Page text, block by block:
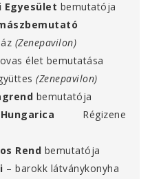
Egyesület bemutatója
(Zenepavilon)
élet bemutatása
(Zenepavilon)
bemutatója
Régizene
Rend bemutatója
– barokk látványkonyha